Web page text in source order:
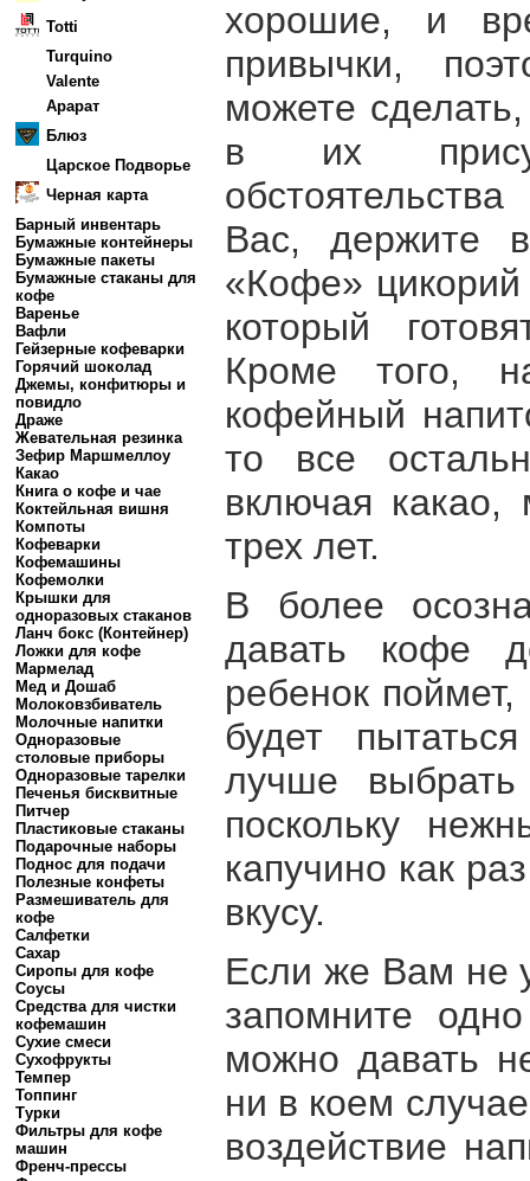
Totti
Turquino
Valente
Арарат
Блюз
Царское Подворье
Черная карта
Барный инвентарь
Бумажные контейнеры
Бумажные пакеты
Бумажные стаканы для
кофе
Варенье
Вафли
Гейзерные кофеварки
Горячий шоколад
Джемы, конфитюры и
повидло
Драже
Жевательная резинка
Зефир Маршмеллоу
Какао
Книга о кофе и чае
Коктейльная вишня
Компоты
Кофеварки
Кофемашины
Кофемолки
Крышки для
одноразовых стаканов
Ланч бокс (Контейнер)
Ложки для кофе
Мармелад
Мед и Дошаб
Молоковзбиватель
Молочные напитки
Одноразовые
столовые приборы
Одноразовые тарелки
Печенья бисквитные
Питчер
Пластиковые стаканы
Подарочные наборы
Поднос для подачи
Полезные конфеты
Размешиватель для
кофе
Салфетки
Сахар
Сиропы для кофе
Соусы
Средства для чистки
кофемашин
Сухие смеси
Сухофрукты
Темпер
Топпинг
Турки
Фильтры для кофе
машин
Френч-прессы
хорошие, и
привычки,
можете
в их
Вас, держите
«Кофе»
который
Кроме того,
кофейный
то все
включая какао,
трех лет.
В более
давать кофе
ребенок
будет
лучше выбрать
поскольку
капучино как
вкусу.
Если же Вам не
запомните
можно давать
ни в коем
воздействие